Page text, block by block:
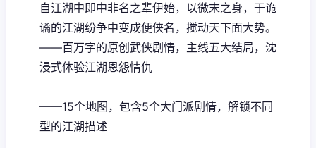
自江湖中即中非名之辈伊始，以微末之身，于诡
谲的江湖纷争中变成便侠名，搅动天下面大势。
——百万字的原创武侠剧情，主线五大结局，沈
浸式体验江湖恩怨情仇
——15个地图，包含5个大门派剧情，解锁不同
型的江湖描述